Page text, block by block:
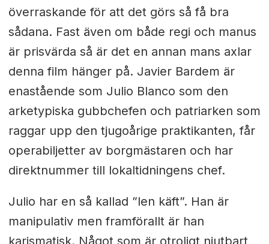
överraskande för att det görs så få bra
sådana. Fast även om både regi och manus
är prisvärda så är det en annan mans axlar
denna film hänger på. Javier Bardem är
enastående som Julio Blanco som den
arketypiska gubbchefen och patriarken som
raggar upp den tjugoårige praktikanten, får
operabiljetter av borgmästaren och har
direktnummer till lokaltidningens chef.
Julio har en så kallad ”len käft”. Han är
manipulativ men framförallt är han